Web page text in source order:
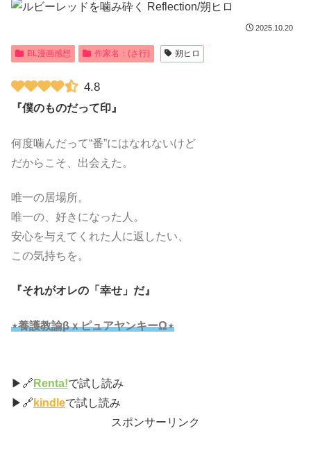
2025.10.20
BL漫画感想 作家名：(さ行) 朔ヒロ
4.8
『僕のものだって印』
何度噛んだって“番”にはなれないけど
だからこそ、出会えた。
唯一の居場所。
唯一の、好きになった人。
安心を与えてくれた人に返したい、
この気持ちを。
『それがオレの「幸せ」だ』
⋆養護教諭βｘピュアヤンキーΩ⋆
▶🔗 Renta!で試し読み
▶🔗 kindleで試し読み
スポンサーリンク